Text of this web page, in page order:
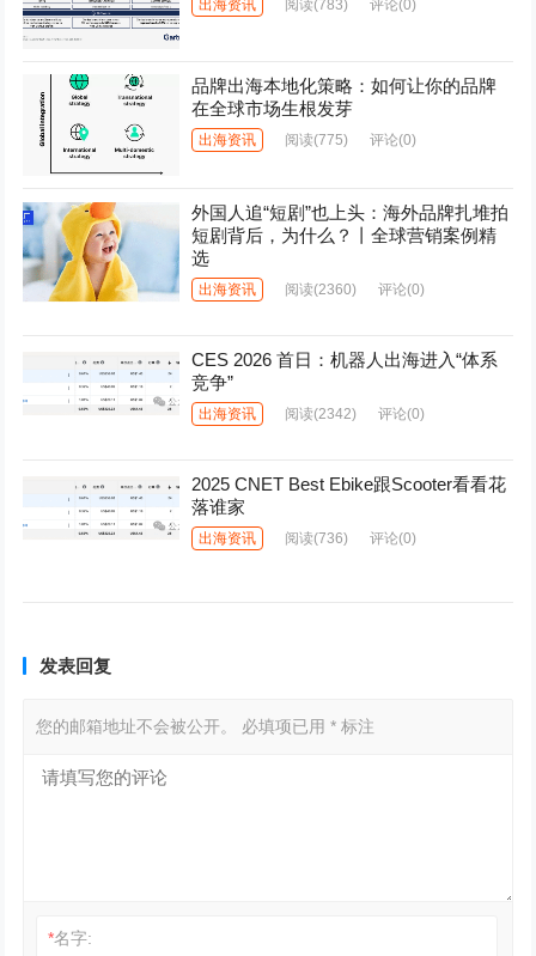
出海资讯 阅读(783) 评论(0)
品牌出海本地化策略：如何让你的品牌
在全球市场生根发芽
出海资讯 阅读(775) 评论(0)
外国人追“短剧”也上头：海外品牌扎堆拍
短剧背后，为什么？丨全球营销案例精
选
出海资讯 阅读(2360) 评论(0)
CES 2026 首日：机器人出海进入“体系
竞争”
出海资讯 阅读(2342) 评论(0)
2025 CNET Best Ebike跟Scooter看看花
落谁家
出海资讯 阅读(736) 评论(0)
发表回复
您的邮箱地址不会被公开。 必填项已用* 标注
*名字: